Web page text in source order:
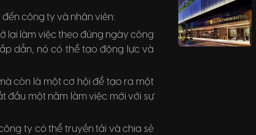
công ty và nhân viên:
lại làm việc theo đúng ngày công
dẫn, nó có thể tạo động lực và
còn là một cơ hội để tạo ra một
đầu một năm làm việc mới với sự
ty có thể truyền tải và chia sẻ